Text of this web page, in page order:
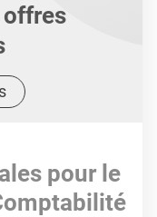
offres
pour le